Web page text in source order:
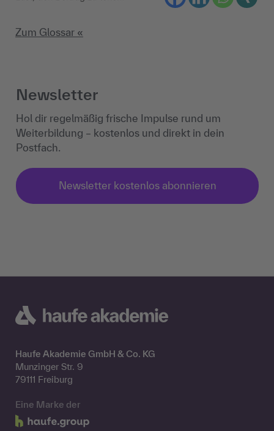
Zum Glossar «
Newsletter
Hol dir regelmäßig frische Impulse rund um
Weiterbildung – kostenlos und direkt in dein
Postfach.
Newsletter kostenlos abonnieren
Haufe Akademie GmbH & Co. KG
Munzinger Str. 9
79111 Freiburg
Eine Marke der